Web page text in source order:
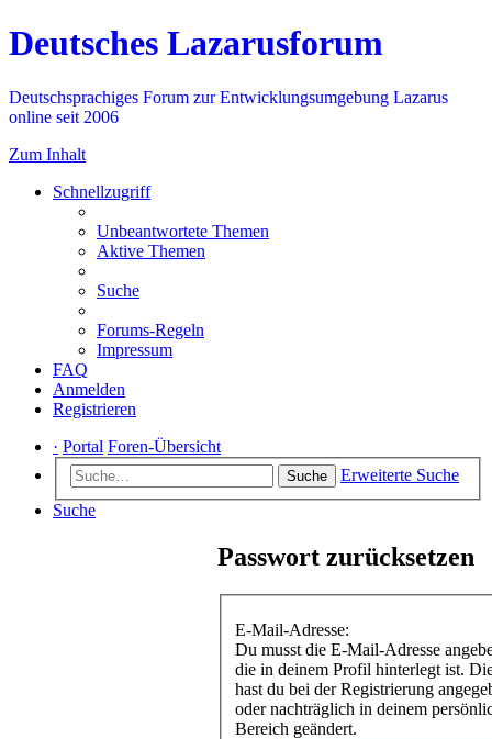
Deutsches Lazarusforum
Deutschsprachiges Forum zur Entwicklungsumgebung Lazarus
online seit 2006
Zum Inhalt
Schnellzugriff
Unbeantwortete Themen
Aktive Themen
Suche
Forums-Regeln
Impressum
FAQ
Anmelden
Registrieren
· Portal Foren-Übersicht
Suche
Erweiterte Suche
Suche
Passwort zurücksetzen
E-Mail-Adresse:
Du musst die E-Mail-Adresse
die in deinem Profil hinterlegt ist.
hast du bei der Registrierung
oder nachträglich in deinem
Bereich geändert.